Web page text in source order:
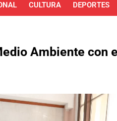
CULTURA DEPORTES
Ambiente con